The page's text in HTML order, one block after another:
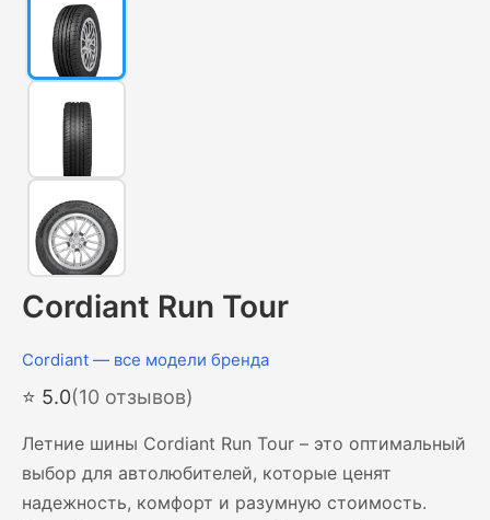
Cordiant Run Tour
Cordiant — все модели бренда
⭐ 5.0(10 отзывов)
Летние шины Cordiant Run Tour – это оптимальный
выбор для автолюбителей, которые ценят
надежность, комфорт и разумную стоимость.